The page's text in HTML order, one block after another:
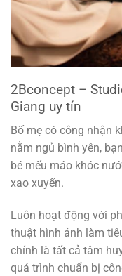
2Bconcept –
Giang uy tín
Bố mẹ có công nhận
nằm ngủ bình yên,
bé mếu máo khóc
xao xuyến.
Luôn hoạt động với
thuật hình ảnh làm
chính là tất cả tâm
quá trình chuẩn bị